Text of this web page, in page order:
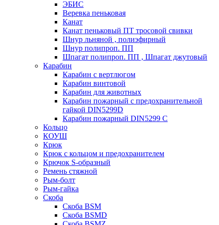
ЭБИС
Веревка пеньковая
Канат
Канат пеньковый ПТ тросовой свивки
Шнур льняной , полиэфирный
Шнур полипроп. ПП
Шпагат полипроп. ПП , Шпагат джутовый
Карабин
Карабин c вертлюгом
Карабин винтовой
Карабин для животных
Карабин пожарный c предохранительной
гайкой DIN5299D
Карабин пожарный DIN5299 C
Кольцо
КОУШ
Крюк
Крюк с кольцом и предохранителем
Крючок S-образный
Ремень стяжной
Рым-болт
Рым-гайка
Скоба
Скоба BSM
Скоба BSMD